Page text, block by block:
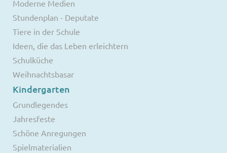
Moderne Medien
Stundenplan - Deputate
Tiere in der Schule
Ideen, die das Leben erleichtern
Schulküche
Weihnachtsbasar
Kindergarten
Grundlegendes
Jahresfeste
Schöne Anregungen
Spielmaterialien